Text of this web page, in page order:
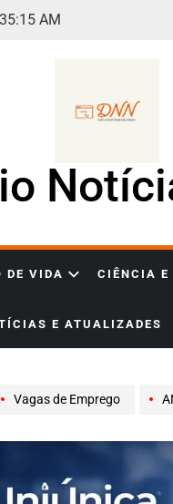
35:16 AM
DE VIDA CIÊNCIA E
E ATUALIZADES
Vagas de Emprego